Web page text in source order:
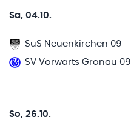
Sa, 04.10.
SuS Neuenkirchen 09
SV Vorwärts Gronau 09
So, 26.10.